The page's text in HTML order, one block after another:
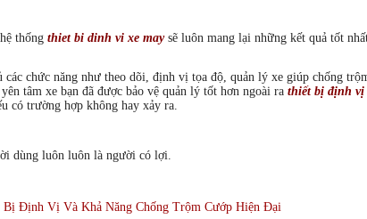
thống thiet bi dinh vi xe maysẽ luôn mang lại những kết quả tốt
chức năng như theo dõi, định vị tọa độ, quản lý xe giúp chống
tâm xe bạn đã được bảo vệ quản lý tốt hơn ngoài ra thiết bị định vị
có trường hợp không hay xảy ra.
dùng luôn luôn là người có lợi.